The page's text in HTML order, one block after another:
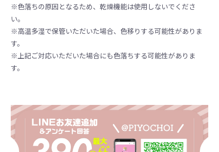
※色落ちの原因となるため、乾燥機能は使用しないでくださ
い。
※高温多湿で保管いただいた場合、色移りする可能性がありま
す。
※上記ご対応いただいた場合にも色落ちする可能性がありま
す。